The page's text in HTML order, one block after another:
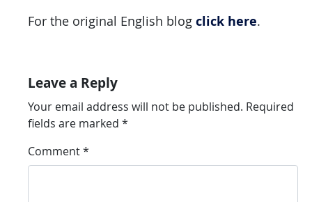
For the original English blog click here.
Leave a Reply
Your email address will not be published. Required
fields are marked *
Comment*